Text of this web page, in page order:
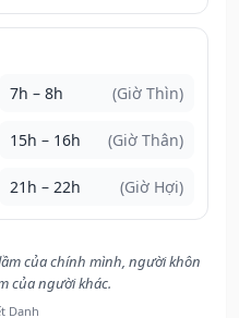
7h – 8h (Giờ Thìn)
15h – 16h (Giờ Thân)
21h – 22h (Giờ Hợi)
của chính mình, người khôn
của người khác.
Danh